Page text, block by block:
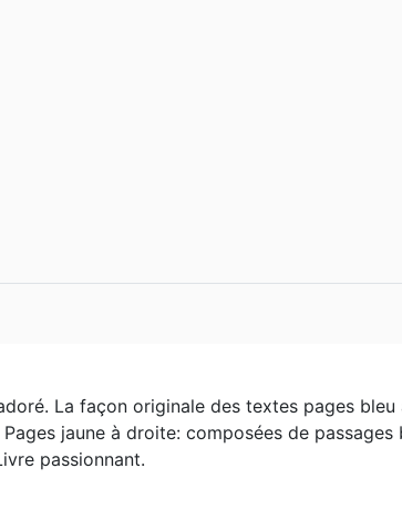
La façon originale des textes pages
jaune à droite: composées de
passionnant.